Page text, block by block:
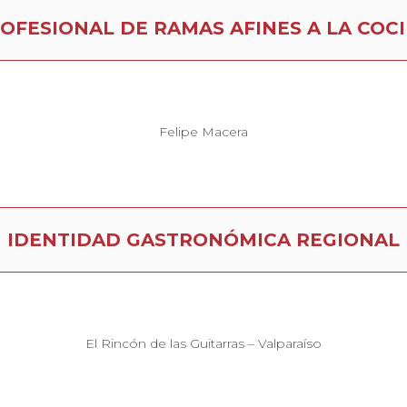
DE RAMAS AFINES A LA
Felipe Macera
IDENTIDAD GASTRONÓMICA REGIONAL
El Rincón de las Guitarras – Valparaíso